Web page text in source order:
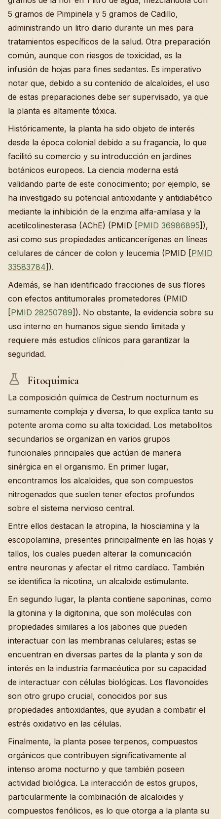
5 gramos de Pimpinela y 5 gramos de Cadillo,
administrando un litro diario durante un mes para
tratamientos específicos de la salud. Otra preparación
común, aunque con riesgos de toxicidad, es la
infusión de hojas para fines sedantes. Es imperativo
notar que, debido a su contenido de alcaloides, el uso
de estas preparaciones debe ser supervisado, ya que
la planta es altamente tóxica.
Históricamente, la planta ha sido objeto de interés
desde la época colonial debido a su fragancia, lo que
facilitó su comercio y su introducción en jardines
botánicos europeos. La ciencia moderna está
validando parte de este conocimiento; por ejemplo, se
ha investigado su potencial antioxidante y antidiabético
mediante la inhibición de la enzima alfa-amilasa y la
acetilcolinesterasa (AChE) (PMID [PMID 36986895]),
así como sus propiedades anticancerígenas en líneas
celulares de cáncer de colon y leucemia (PMID [PMID
33583784]).
Además, se han identificado fracciones de sus flores
con efectos antitumorales prometedores (PMID
[PMID 28250789]). No obstante, la evidencia sobre su
uso interno en humanos sigue siendo limitada y
requiere más estudios clínicos para garantizar la
seguridad.
Fitoquímica
La composición química de Cestrum nocturnum es
sumamente compleja y diversa, lo que explica tanto su
potente aroma como su alta toxicidad. Los metabolitos
secundarios se organizan en varios grupos
funcionales principales que actúan de manera
sinérgica en el organismo. En primer lugar,
encontramos los alcaloides, que son compuestos
nitrogenados que suelen tener efectos profundos
sobre el sistema nervioso central.
Entre ellos destacan la atropina, la hiosciamina y la
escopolamina, presentes principalmente en las hojas y
tallos, los cuales pueden alterar la comunicación
entre neuronas y afectar el ritmo cardíaco. También
se identifica la nicotina, un alcaloide estimulante.
En segundo lugar, la planta contiene saponinas, como
la gitonina y la digitonina, que son moléculas con
propiedades similares a los jabones que pueden
interactuar con las membranas celulares; estas se
encuentran en diversas partes de la planta y son de
interés en la industria farmacéutica por su capacidad
de interactuar con células biológicas. Los flavonoides
son otro grupo crucial, conocidos por sus
propiedades antioxidantes, que ayudan a combatir el
estrés oxidativo en las células.
Finalmente, la planta posee terpenos, compuestos
orgánicos que contribuyen significativamente al
intenso aroma nocturno y que también poseen
actividad biológica. La interacción de estos grupos,
particularmente la combinación de alcaloides y
compuestos fenólicos, es lo que otorga a la planta su